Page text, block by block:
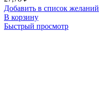
Добавить в список желаний
В корзину
Быстрый просмотр